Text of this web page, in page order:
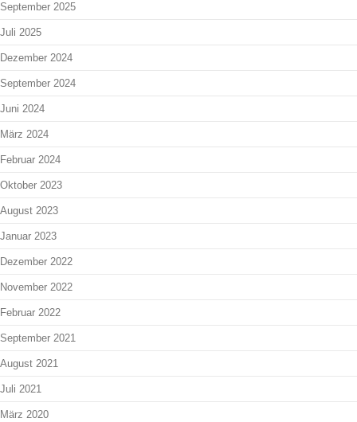
September 2025
Juli 2025
Dezember 2024
September 2024
Juni 2024
März 2024
Februar 2024
Oktober 2023
August 2023
Januar 2023
Dezember 2022
November 2022
Februar 2022
September 2021
August 2021
Juli 2021
März 2020